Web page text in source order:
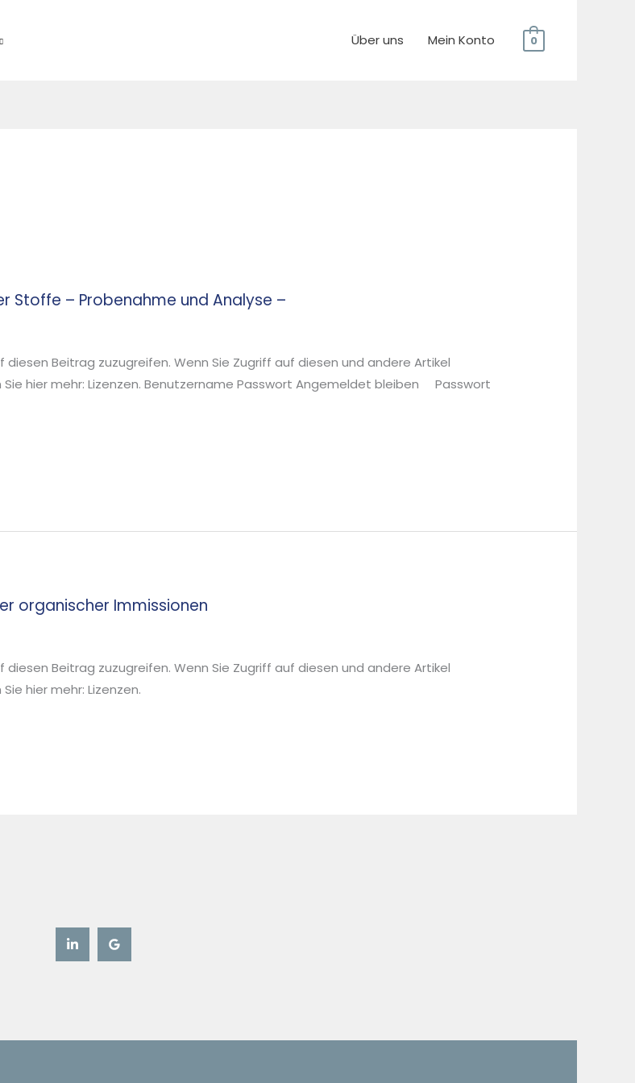
Über uns Mein Konto 0
Stoffe – Probenahme und Analyse –
Beitrag zuzugreifen. Wenn Sie Zugriff auf diesen und andere Artikel
hier mehr: Lizenzen. Benutzername Passwort Angemeldet bleiben Passwort
organischer Immissionen
Beitrag zuzugreifen. Wenn Sie Zugriff auf diesen und andere Artikel
hier mehr: Lizenzen.